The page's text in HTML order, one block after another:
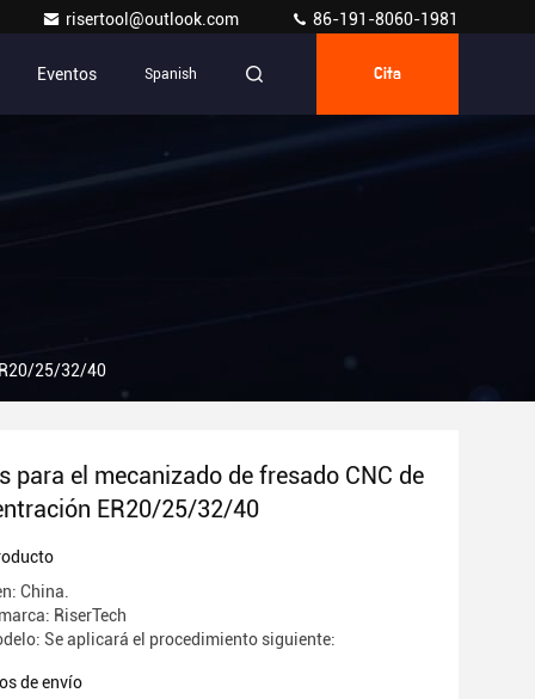
risertool@outlook.com 86-191-8060-1981
Eventos Spanish Cita
25/32/40
para el mecanizado de fresado CNC de
ER20/25/32/40
China.
RiserTech
Se aplicará el procedimiento siguiente:
de envío